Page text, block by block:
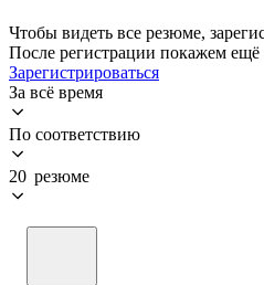
Чтобы видеть все резюме,
После регистрации покажем
Зарегистрироваться
За всё время
По соответствию
20 резюме